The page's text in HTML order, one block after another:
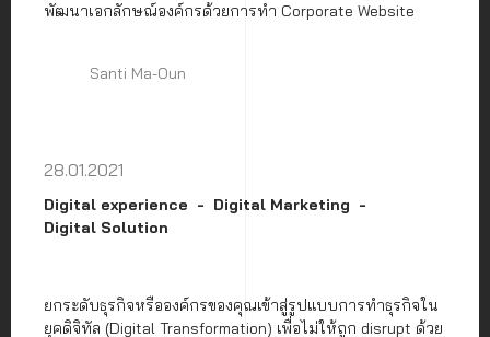
พัฒนาเอกลักษณ์องค์กรด้วยการทำ Corporate Website
Santi Ma-Oun
28.01.2021
Digital experience
Digital Marketing
Digital Solution
ยกระดับธุรกิจหรือองค์กรของคุณเข้าสู่รูปแบบการทำธุรกิจใน
ยุคดิจิทัล (Digital Transformation) เพื่อไม่ให้ถูก disrupt ด้วย